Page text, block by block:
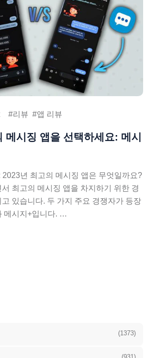
리뷰 앱 리뷰
메시징 앱을 선택하세요: 메시
2023년 최고의 메시징 앱은 무엇일까요?
최고의 메시징 앱을 차지하기 위한 경
있습니다. 두 가지 주요 경쟁자가 등장
메시지+입니다. …
(1373)